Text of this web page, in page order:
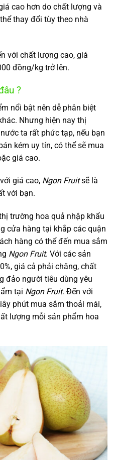
cao hơn do chất lượng và
thay đổi tùy theo nhà
với chất lượng cao, giá
đồng/kg trở lên.
?
nổi bật nên dễ phân biệt
Nhưng hiện nay thị
ta rất phức tạp, nếu bạn
kém uy tín, có thể sẽ mua
giá cao.
giá cao, Ngon Fruitsẽ là
với bạn.
trường hoa quả nhập khẩu
cửa hàng tại khắp các quận
hàng có thể đến mua sắm
Ngon Fruit. Với các sản
giá cả phải chăng, chất
đảo người tiêu dùng yêu
tại Ngon Fruit. Đến với
phút mua sắm thoải mái,
lượng mỗi sản phẩm hoa